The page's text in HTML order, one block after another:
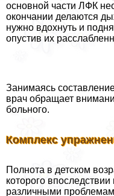
основной части ЛФК
окончании делаются
нужно вдохнуть и
опустив их
Занимаясь
врач обращает
больного.
Комплекс
Полнота в детском
которого
различными